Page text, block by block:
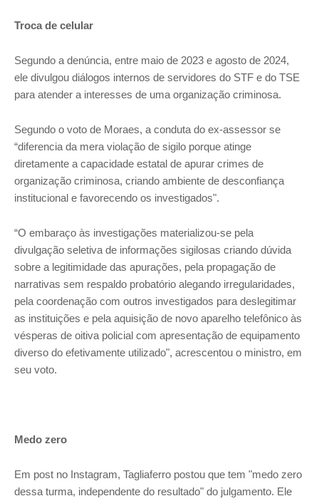
Troca de celular
Segundo a denúncia, entre maio de 2023 e agosto de 2024,
ele divulgou diálogos internos de servidores do STF e do TSE
para atender a interesses de uma organização criminosa.
Segundo o voto de Moraes, a conduta do ex-assessor se
“diferencia da mera violação de sigilo porque atinge
diretamente a capacidade estatal de apurar crimes de
organização criminosa, criando ambiente de desconfiança
institucional e favorecendo os investigados".
“O embaraço às investigações materializou-se pela
divulgação seletiva de informações sigilosas criando dúvida
sobre a legitimidade das apurações, pela propagação de
narrativas sem respaldo probatório alegando irregularidades,
pela coordenação com outros investigados para deslegitimar
as instituições e pela aquisição de novo aparelho telefônico às
vésperas de oitiva policial com apresentação de equipamento
diverso do efetivamente utilizado", acrescentou o ministro, em
seu voto.
Medo zero
Em post no Instagram, Tagliaferro postou que tem "medo zero
dessa turma, independente do resultado" do julgamento. Ele